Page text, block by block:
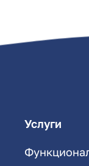
Услуги